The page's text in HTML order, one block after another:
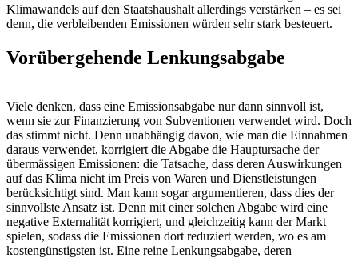
Klimawandels auf den Staatshaushalt allerdings verstärken – es sei
denn, die verbleibenden Emissionen würden sehr stark besteuert.
Vorübergehende Lenkungsabgabe
Viele denken, dass eine Emissionsabgabe nur dann sinnvoll ist,
wenn sie zur Finanzierung von Subventionen verwendet wird. Doch
das stimmt nicht. Denn unabhängig davon, wie man die Einnahmen
daraus verwendet, korrigiert die Abgabe die Hauptursache der
übermässigen Emissionen: die Tatsache, dass deren Auswirkungen
auf das Klima nicht im Preis von Waren und Dienstleistungen
berücksichtigt sind. Man kann sogar argumentieren, dass dies der
sinnvollste Ansatz ist. Denn mit einer solchen Abgabe wird eine
negative Externalität korrigiert, und gleichzeitig kann der Markt
spielen, sodass die Emissionen dort reduziert werden, wo es am
kostengünstigsten ist. Eine reine Lenkungsabgabe, deren